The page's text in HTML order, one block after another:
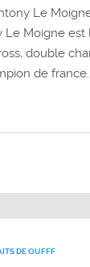
Le
Le Moigne est
double
de
DE OUFFF